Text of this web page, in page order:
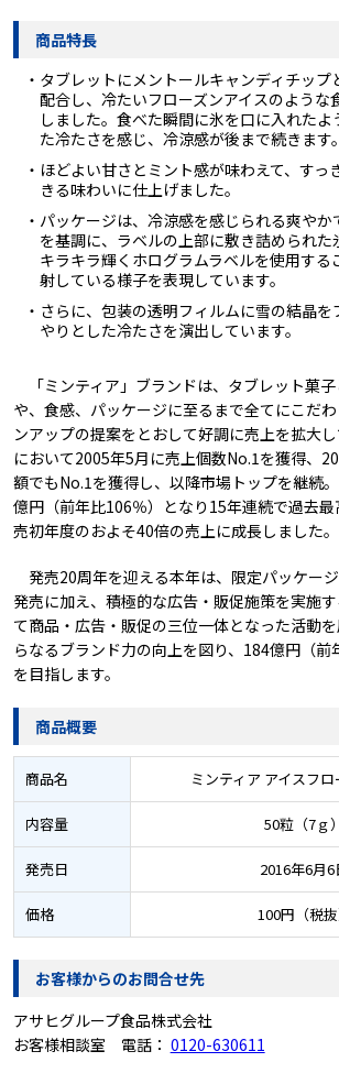
商品特長
・タブレットにメントールキャンディチップ
配合し、冷たいフローズンアイスのような
しました。食べた瞬間に氷を口に入れたよ
た冷たさを感じ、冷涼感が後まで続きます。
・ほどよい甘さとミント感が味わえて、すっ
きる味わいに仕上げました。
・パッケージは、冷涼感を感じられる爽や
を基調に、ラベルの上部に敷き詰められた
キラキラ輝くホログラムラベルを使用する
射している様子を表現しています。
・さらに、包装の透明フィルムに雪の結晶
やりとした冷たさを演出しています。
「ミンティア」ブランドは、タブレット菓
や、食感、パッケージに至るまで全てにこだ
ンアップの提案をとおして好調に売上を拡大
において2005年5月に売上個数No.1を獲得、
額でもNo.1を獲得し、以降市場トップを継続
億円（前年比106％）となり15年連続で過去
売初年度のおよそ40倍の売上に成長しました。
発売20周年を迎える本年は、限定パッケー
発売に加え、積極的な広告・販促施策を実施
て商品・広告・販促の三位一体となった活動
らなるブランド力の向上を図り、184億円（前
を目指します。
商品概要
商品名 ミンティア アイスフ
内容量 50粒（7ｇ）
発売日 2016年6月6
価格 100円（税抜
お客様からのお問合せ先
アサヒグループ食品株式会社
お客様相談室 電話： 0120-630611